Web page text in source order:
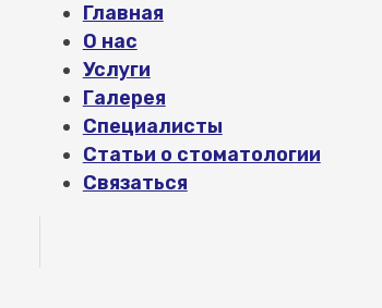
Главная
О нас
Услуги
Галерея
Специалисты
Статьи о стоматологии
Связаться